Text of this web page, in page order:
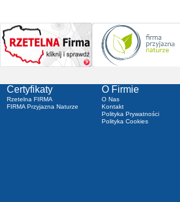
Certyfikaty
Rzetelna FIRMA
FIRMA Przyjazna Naturze
O Firmie
O Nas
Kontakt
Polityka Prywatności
Polityka Cookies